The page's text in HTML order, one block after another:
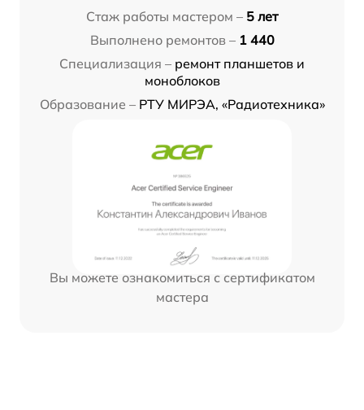
Стаж работы мастером – 5 лет
Выполнено ремонтов – 1 440
Специализация – ремонт планшетов и
моноблоков
Образование – РТУ МИРЭА, «Радиотехника»
Вы можете ознакомиться с сертификатом
мастера